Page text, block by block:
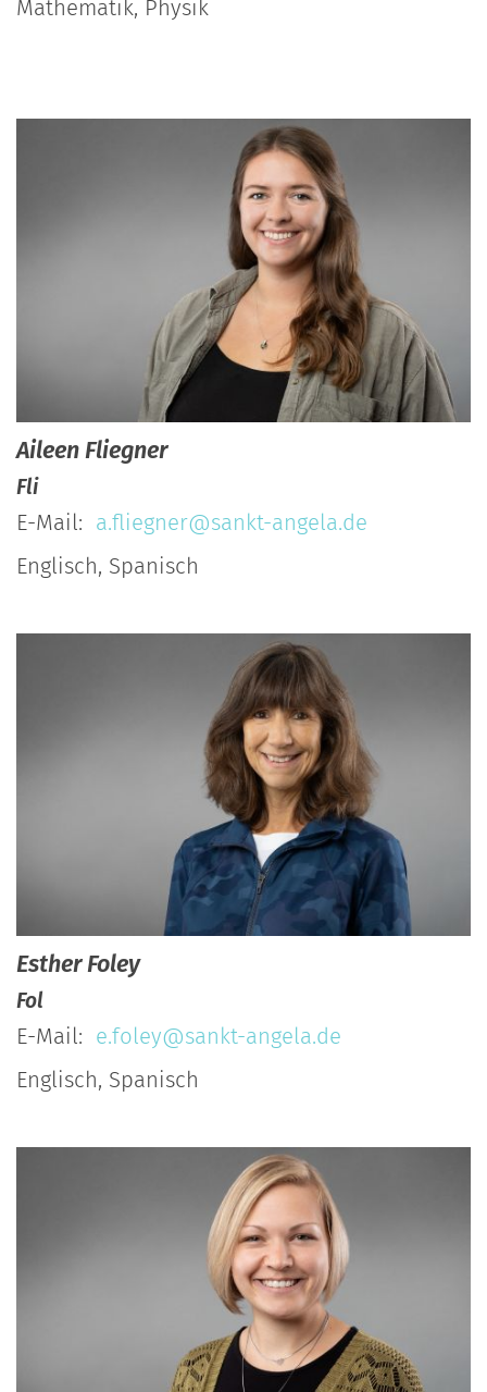
Mathematik, Physik
AileenFliegner
Fli
E-Mail: a.fliegner@sankt-angela.de
Englisch, Spanisch
EstherFoley
Fol
E-Mail: e.foley@sankt-angela.de
Englisch, Spanisch